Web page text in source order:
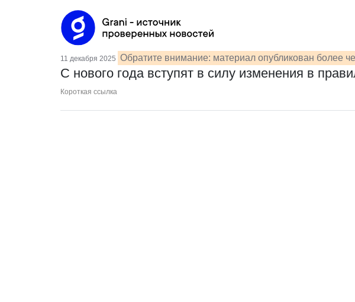
11 декабря 2025 Обратите внимание: материал опубликован более
С нового года вступят в силу изменения в
Короткая ссылка